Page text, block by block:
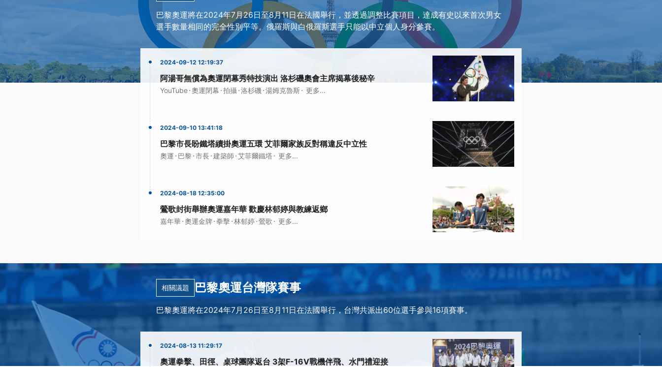
巴黎奧運將在2024年7月26日至8月11日在法國舉行，並透過調整比賽項目，達成有史以來首次男女
選手數量相同的完全性別平等。俄羅斯與白俄羅斯選手只能以中立個人身分參賽。
2024-09-12 12:19:37
阿湯哥無償為奧運閉幕秀特技演出 洛杉磯奧會主席揭幕後秘辛
YouTube· 奧運閉幕 ·拍攝·洛杉磯 ·湯姆克魯斯· 更多...
2024-09-10 13:41:18
巴黎市長盼鐵塔續掛奧運五環 艾菲爾家族反對稱違反中立性
奧運 · 巴黎 ·市長·建築師 ·艾菲爾鐵塔· 更多...
2024-08-18 12:35:00
鶯歌封街舉辦奧運嘉年華 歡慶林郁婷與教練返鄉
嘉年華· 奧運金牌 ·拳擊 ·林郁婷·鶯歌 · 更多...
相關議題 巴黎奧運台灣隊賽事
巴黎奧運將在2024年7月26日至8月11日在法國舉行，台灣共派出60位選手參與16項賽事。
2024-08-13 11:29:17
奧運拳擊、田徑、桌球團隊返台 3架F-16V戰機伴飛、水門禮迎接